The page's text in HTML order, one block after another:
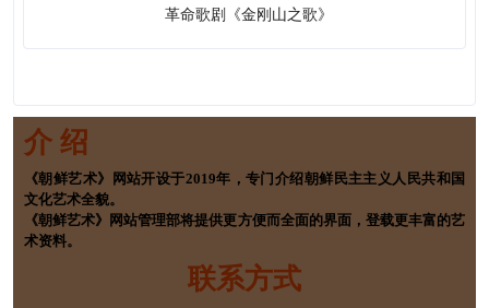
革命歌剧《金刚山之歌》
介 绍
《朝鲜艺术》网站开设于2019年，专门介绍朝鲜民主主义人民共和国
文化艺术全貌。
《朝鲜艺术》网站管理部将提供更方便而全面的界面，登载更丰富的艺
术资料。
联系方式